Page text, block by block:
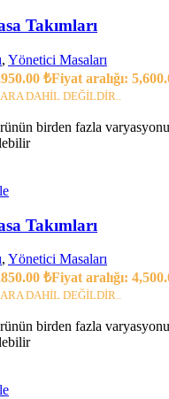
Takımları
, Yönetici Masaları
₺Fiyat aralığı:
DAHİL DEĞİLDİR..
birden fazla
Takımları
, Yönetici Masaları
₺Fiyat aralığı:
DAHİL DEĞİLDİR..
birden fazla